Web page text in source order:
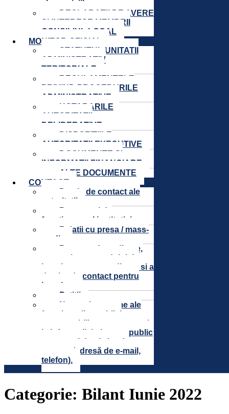
ale comisiilor
DECLARAȚII DE AVERE
ȘI INTERESE MEMBRII
CONSILIUL LOCAL
MONITOR OFICIAL
STATUTUL UNITATII
ADMINISTRATIV
TERITORIALE
REGULAMENTELE
PRIVIND PROCEDURILE
ADMINISTRATIVE
HOTARARILE
AUTORITATII
DELIBERATIVE
DISPOZITIILE
AUTORITATII EXECUTIVE
DOCUMENTE SI
INFORMATII FINANCIARE
ALTE DOCUMENTE
CONTACT
Datele de contact ale
autoritatii
Programul de
functionare al institutiei
Relatii cu presa / mass-
media
Program de audiente,
cu precizarea modului de
inscriere pentru audiente si a
datelor de contact pentru
inscriere
Petitii
Nume şi prenume ale
funcţionarilor publici
responsabili pentru accesul
la informaţii de interes public
precum şi datele lor de
contact (adresă de e-mail,
telefon).
Categorie: Bilant Iunie 2022